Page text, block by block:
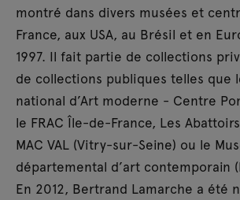
montré dans divers musées et
France, aux USA, au Brésil et en
1997. Il fait partie de collections
de collections publiques telles que
national d’Art moderne - Centre
le FRAC Île-de-France, Les
MAC VAL (Vitry-sur-Seine) ou le
départemental d’art contemporain
En 2012, Bertrand Lamarche a été